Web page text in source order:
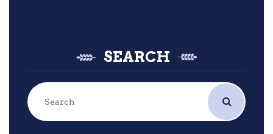
SEARCH